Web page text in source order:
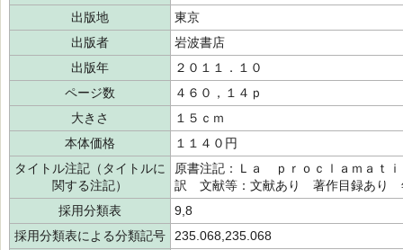
出版地
東京
出版者
岩波書店
出版年
２０１１．１０
ページ数
４６０，１４ｐ
大きさ
１５ｃｍ
本体価格
１１４０円
タイトル注記（タイトルに
関する注記）
原書注記：Ｌａ ｐｒｏｃｌａｍａ
訳 文献等：文献あり 著作目録あり
採用分類表
9,8
採用分類表による分類記号
235.068,235.068